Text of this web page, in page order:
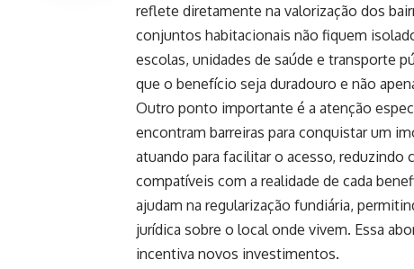
reflete diretamente na valorização dos
conjuntos habitacionais não fiquem
escolas, unidades de saúde e transporte
que o benefício seja duradouro e não
Outro ponto importante é a atenção
encontram barreiras para conquistar um
atuando para facilitar o acesso,
compatíveis com a realidade de cada
ajudam na regularização fundiária,
jurídica sobre o local onde vivem. Essa
incentiva novos investimentos.